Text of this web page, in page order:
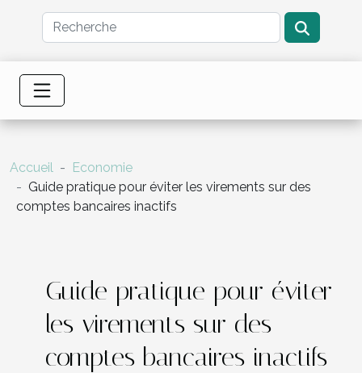
Accueil
Economie
Guide pratique pour éviter les virements sur des
comptes bancaires inactifs
Guide pratique pour éviter
les virements sur des
comptes bancaires inactifs